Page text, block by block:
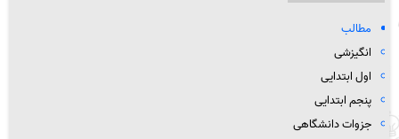
مطالب
انگیزشی
اول ابتدایی
پنجم ابتدایی
جزوات دانشگاهی